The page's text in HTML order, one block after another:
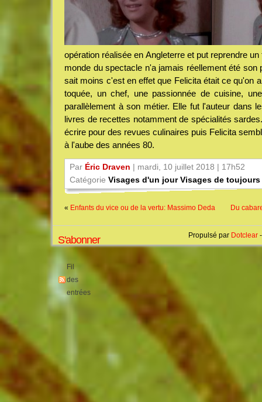
opération réalisée en Angleterre et put reprendre
monde du spectacle n'a jamais réellement été son
sait moins c'est en effet que Felicita était ce qu'on
toquée, un chef, une passionnée de cuisine,
parallèlement à son métier. Elle fut l'auteur dans
livres de recettes notamment de spécialités
écrire pour des revues culinaires puis Felicita
à l'aube des années 80.
Par Éric Draven | mardi, 10 juillet 2018 | 17h52
Catégorie Visages d'un jour Visages de toujours
« Enfants du vice ou de la vertu: Massimo Deda Du
S'abonner
Fil
des
entrées
Propulsé par Dotclear